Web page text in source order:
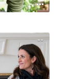
--